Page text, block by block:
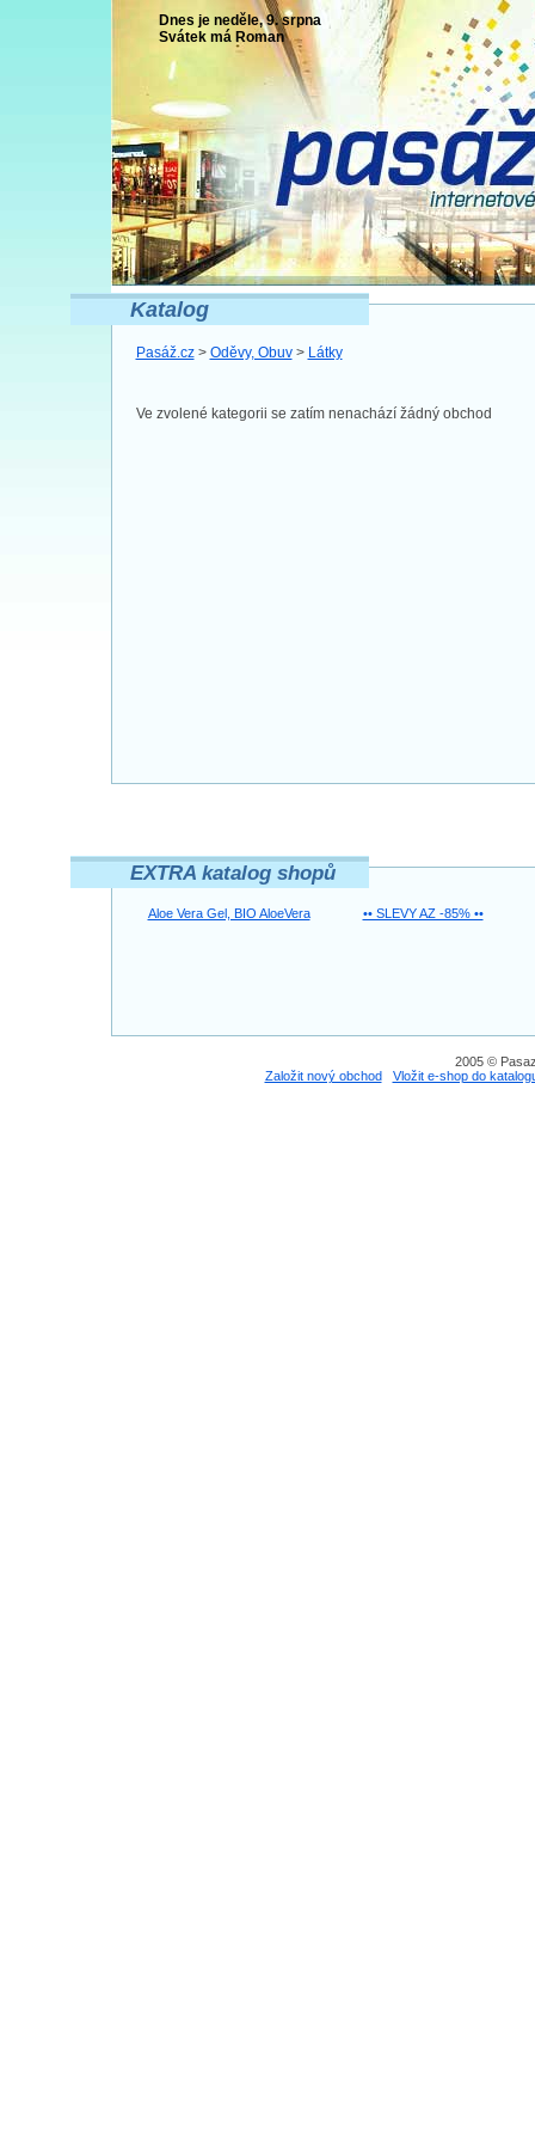
Dnes je neděle, 9. srpna
Svátek má Roman
Katalog
Pasáž.cz> Oděvy, Obuv> Látky
Ve zvolené kategorii se zatím nenachází žádný obchod
EXTRA katalog shopů
Aloe Vera Gel, BIO AloeVera •• SLEVY AZ -85% ••
2005 ©
Založit nový obchod
Vložit e-shop do